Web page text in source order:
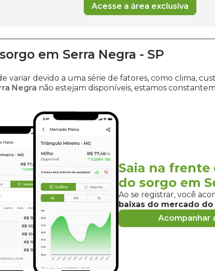
Acesse a área exclusiva
em Serra Negra - SP
variar devido a uma série de fatores, como clima,
Negra não estejam disponíveis, estamos
e seu impacto no mercado agrícola, explore as
Paulo. Esses estados exercem uma influência
acompanhando as últimas atualizações, pois em
de negociar sorgo em Serra
e compradores de
sobre o preçodo sorgo
sobre oferta e
estratégicas baseadas em
Saia na frente
do sorgo em
Ao se registrar, você
baixas do mercado do
Acompanhar